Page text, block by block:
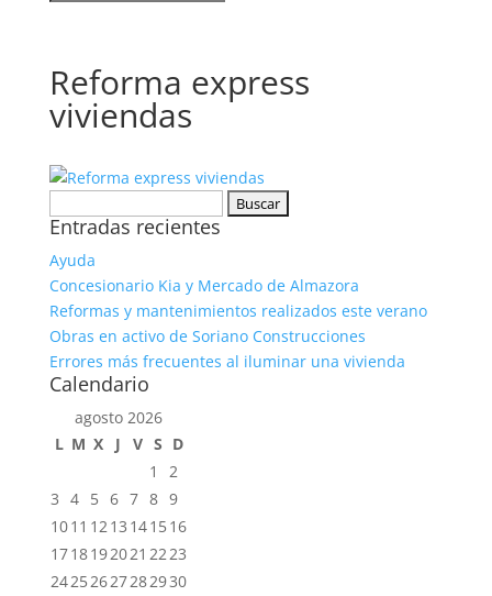
Reforma express
viviendas
Entradas recientes
Ayuda
Concesionario Kia y Mercado de Almazora
Reformas y mantenimientos realizados este verano
Obras en activo de Soriano Construcciones
Errores más frecuentes al iluminar una vivienda
Calendario
agosto 2026
L M X J V S D
1
2
3 4 5 6 7 8 9
1011 1213 141516
1718192021 2223
24252627282930